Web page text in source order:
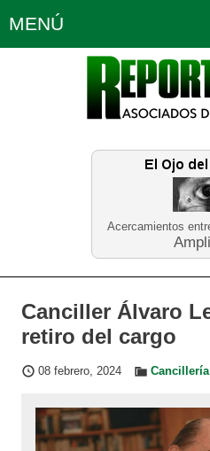
Acercamientos
MENÚ
Política Opinión
Planeta
Canciller Álvaro
retiro del cargo
08 febrero, 2024 Cancillería